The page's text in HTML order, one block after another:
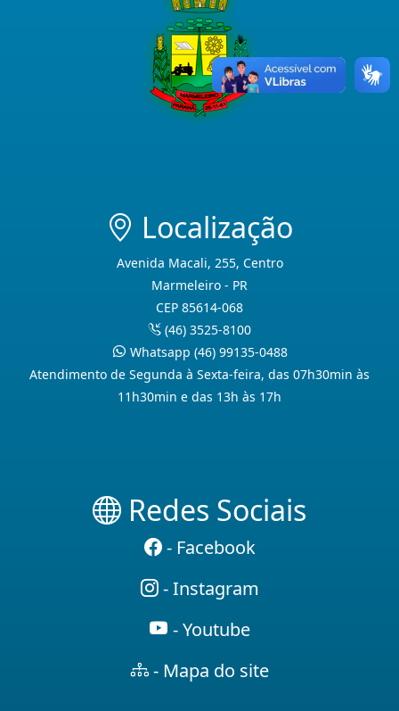
Localização
Avenida Macali, 255, Centro
Marmeleiro - PR
CEP 85614-068
(46) 3525-8100
Whatsapp (46) 99135-0488
Atendimento de Segunda à Sexta-feira, das 07h30min às
11h30min e das 13h às 17h
Redes Sociais
- Facebook
- Instagram
- Youtube
- Mapa do site